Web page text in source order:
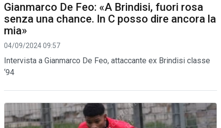
Gianmarco De Feo: «A Brindisi, fuori rosa
senza una chance. In C posso dire ancora la
mia»
04/09/2024 09:57
Intervista a Gianmarco De Feo, attaccante ex Brindisi classe
‘94